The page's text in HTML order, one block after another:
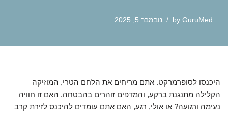
by GuruMed נובמבר 5, 2025
היכנסו לסופרמרקט. אתם מריחים את הלחם הטרי, המוזיקה
הקלילה מתנגנת ברקע, והמדפים זוהרים בהבטחה. האם זו חוויה
נעימה ורגועה? או אולי, רגע, האם אתם עומדים להיכנס לזירת קרב